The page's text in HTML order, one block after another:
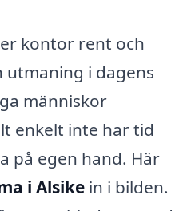
kontor rent och
utmaning i dagens
människor
enkelt inte har tid
på egen hand. Här
i Alsike in i bilden.